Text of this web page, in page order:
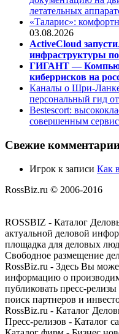
летательных
«Таларис»:
03.08.2026
ActiveCloud
инфраструктуры
ГИГАНТ —
киберрисков на
Каналы о Шри-Ланке
персональный гид
Bestescort:
совершенным
Свежие
Игрок к записи Как
RossBiz.ru © 2006-2016
ROSSBIZ - Каталог
актуальной деловой
площадка для деловых
Свободное размещение
RossBiz.ru - Здесь Вы
информацию о
публиковать пресс-
поиск партнеров и
RossBiz.ru - Каталог
Пресс-релизов - Каталог